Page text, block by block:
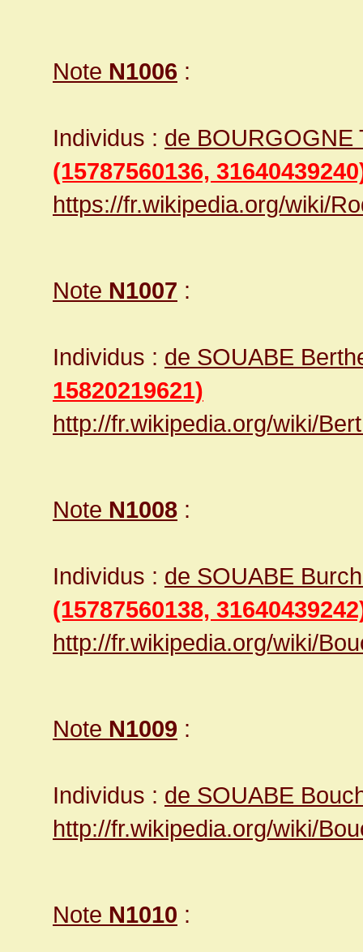
Note N1006 :
Individus : de BOURGOGNE
(15787560136,
https://fr.wikipedia.org/wiki/
Note N1007 :
Individus : de SOUABE
15820219621)
http://fr.wikipedia.org/wiki/
Note N1008 :
Individus : de SOUABE
(15787560138,
http://fr.wikipedia.org/wiki/
Note N1009 :
Individus : de SOUABE
http://fr.wikipedia.org/wiki/
Note N1010 :